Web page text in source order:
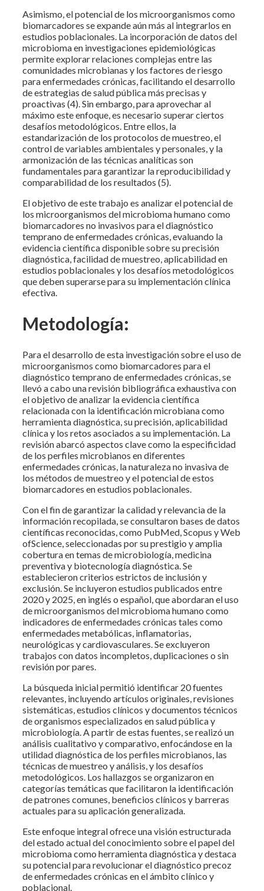
Asimismo, el potencial de los microorganismos como
biomarcadores se expande aún más al integrarlos en
estudios poblacionales. La incorporación de datos del
microbioma en investigaciones epidemiológicas
permite explorar relaciones complejas entre las
comunidades microbianas y los factores de riesgo
para enfermedades crónicas, facilitando el desarrollo
de estrategias de salud pública más precisas y
proactivas (4). Sin embargo, para aprovechar al
máximo este enfoque, es necesario superar ciertos
desafíos metodológicos. Entre ellos, la
estandarización de los protocolos de muestreo, el
control de variables ambientales y personales, y la
armonización de las técnicas analíticas son
fundamentales para garantizar la reproducibilidad y
comparabilidad de los resultados (5).
El objetivo de este trabajo es analizar el potencial de
los microorganismos del microbioma humano como
biomarcadores no invasivos para el diagnóstico
temprano de enfermedades crónicas, evaluando la
evidencia científica disponible sobre su precisión
diagnóstica, facilidad de muestreo, aplicabilidad en
estudios poblacionales y los desafíos metodológicos
que deben superarse para su implementación clínica
efectiva.
Metodología:
Para el desarrollo de esta investigación sobre el uso de
microorganismos como biomarcadores para el
diagnóstico temprano de enfermedades crónicas, se
llevó a cabo una revisión bibliográfica exhaustiva con
el objetivo de analizar la evidencia científica
relacionada con la identificación microbiana como
herramienta diagnóstica, su precisión, aplicabilidad
clínica y los retos asociados a su implementación. La
revisión abarcó aspectos clave como la especificidad
de los perfiles microbianos en diferentes
enfermedades crónicas, la naturaleza no invasiva de
los métodos de muestreo y el potencial de estos
biomarcadores en estudios poblacionales.
Con el fin de garantizar la calidad y relevancia de la
información recopilada, se consultaron bases de datos
científicas reconocidas, como PubMed, Scopus y Web
ofScience, seleccionadas por su prestigio y amplia
cobertura en temas de microbiología, medicina
preventiva y biotecnología diagnóstica. Se
establecieron criterios estrictos de inclusión y
exclusión. Se incluyeron estudios publicados entre
2020 y 2025, en inglés o español, que abordaran el uso
de microorganismos del microbioma humano como
indicadores de enfermedades crónicas tales como
enfermedades metabólicas, inflamatorias,
neurológicas y cardiovasculares. Se excluyeron
trabajos con datos incompletos, duplicaciones o sin
revisión por pares.
La búsqueda inicial permitió identificar 20 fuentes
relevantes, incluyendo artículos originales, revisiones
sistemáticas, estudios clínicos y documentos técnicos
de organismos especializados en salud pública y
microbiología. A partir de estas fuentes, se realizó un
análisis cualitativo y comparativo, enfocándose en la
utilidad diagnóstica de los perfiles microbianos, las
técnicas de muestreo y análisis, y los desafíos
metodológicos. Los hallazgos se organizaron en
categorías temáticas que facilitaron la identificación
de patrones comunes, beneficios clínicos y barreras
actuales para su aplicación generalizada.
Este enfoque integral ofrece una visión estructurada
del estado actual del conocimiento sobre el papel del
microbioma como herramienta diagnóstica y destaca
su potencial para revolucionar el diagnóstico precoz
de enfermedades crónicas en el ámbito clínico y
poblacional.